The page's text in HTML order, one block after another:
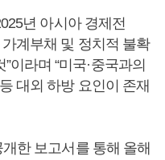
년 아시아 경제전
가계부채 및 정치적 불확
이라며 “미국·중국과의
대외 하방 요인이 존재
한 보고서를 통해 올해